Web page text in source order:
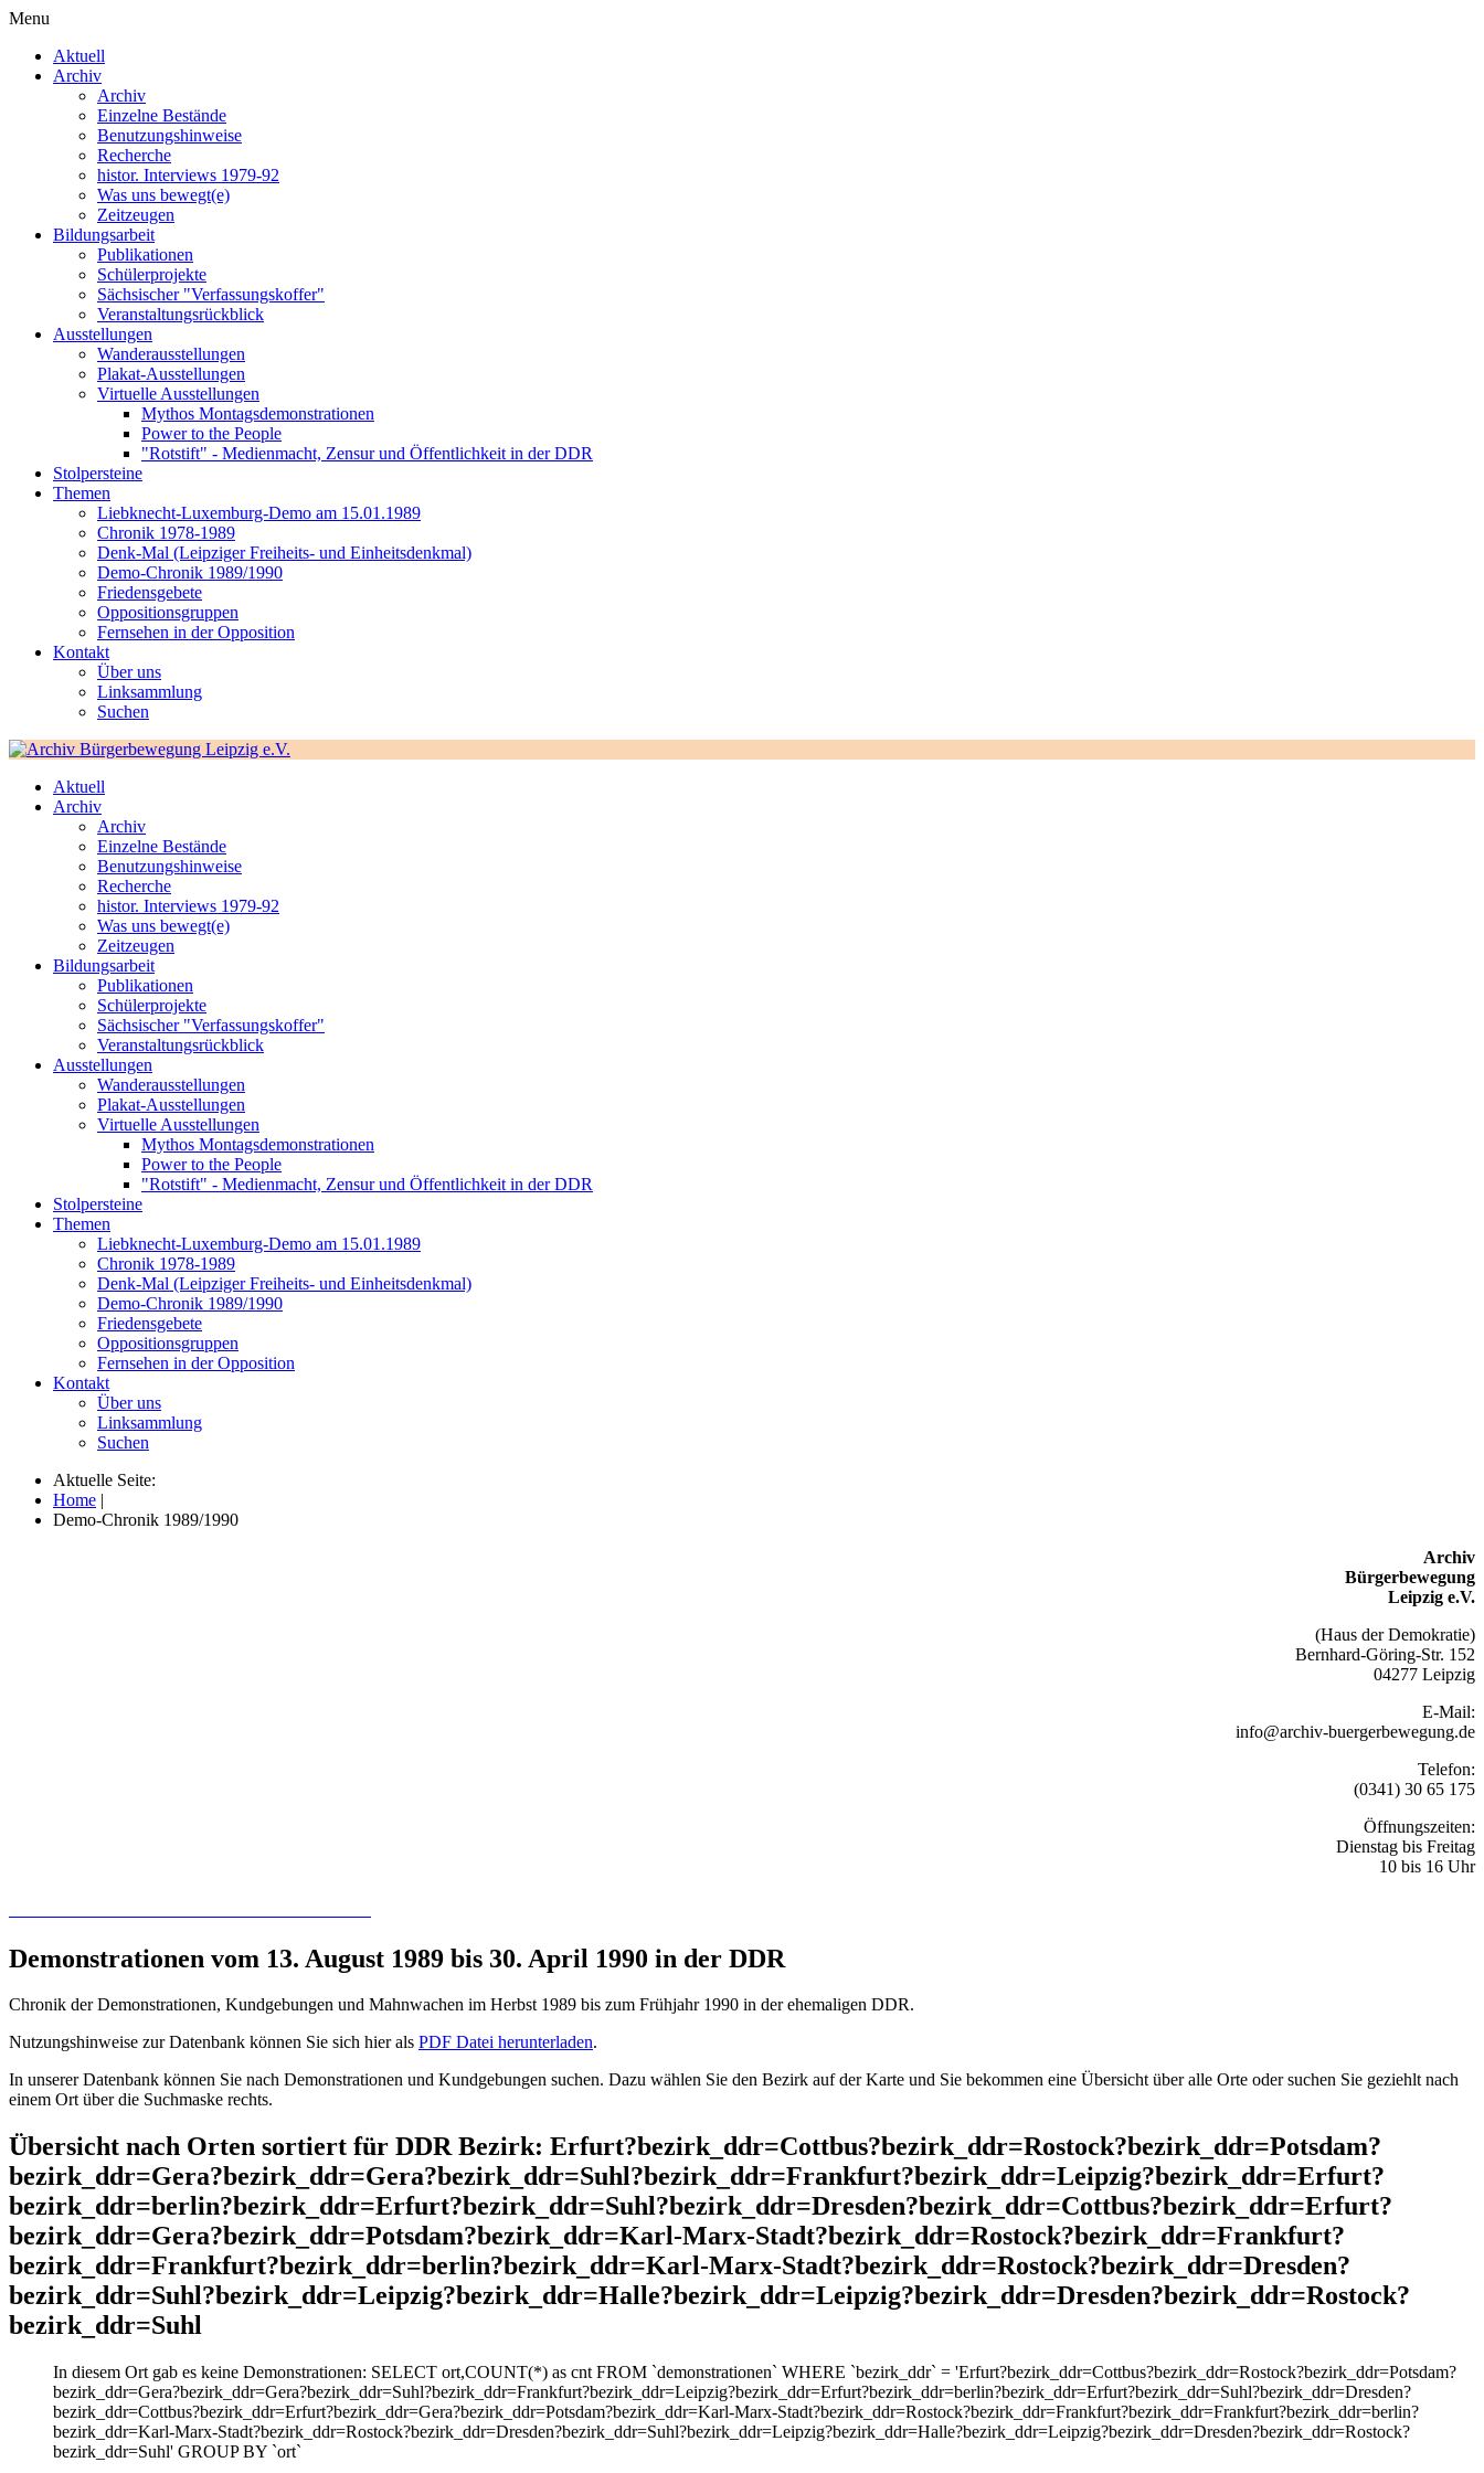
Menu
Aktuell
Archiv
Archiv
Einzelne Bestände
Benutzungshinweise
Recherche
histor. Interviews 1979-92
Was uns bewegt(e)
Zeitzeugen
Bildungsarbeit
Publikationen
Schülerprojekte
Sächsischer "Verfassungskoffer"
Veranstaltungsrückblick
Ausstellungen
Wanderausstellungen
Plakat-Ausstellungen
Virtuelle Ausstellungen
Mythos Montagsdemonstrationen
Power to the People
"Rotstift" - Medienmacht, Zensur und Öffentlichkeit in der DDR
Stolpersteine
Themen
Liebknecht-Luxemburg-Demo am 15.01.1989
Chronik 1978-1989
Denk-Mal (Leipziger Freiheits- und Einheitsdenkmal)
Demo-Chronik 1989/1990
Friedensgebete
Oppositionsgruppen
Fernsehen in der Opposition
Kontakt
Über uns
Linksammlung
Suchen
Aktuell
Archiv
Archiv
Einzelne Bestände
Benutzungshinweise
Recherche
histor. Interviews 1979-92
Was uns bewegt(e)
Zeitzeugen
Bildungsarbeit
Publikationen
Schülerprojekte
Sächsischer "Verfassungskoffer"
Veranstaltungsrückblick
Ausstellungen
Wanderausstellungen
Plakat-Ausstellungen
Virtuelle Ausstellungen
Mythos Montagsdemonstrationen
Power to the People
"Rotstift" - Medienmacht, Zensur und Öffentlichkeit in der DDR
Stolpersteine
Themen
Liebknecht-Luxemburg-Demo am 15.01.1989
Chronik 1978-1989
Denk-Mal (Leipziger Freiheits- und Einheitsdenkmal)
Demo-Chronik 1989/1990
Friedensgebete
Oppositionsgruppen
Fernsehen in der Opposition
Kontakt
Über uns
Linksammlung
Suchen
Aktuelle Seite:
Home |
Demo-Chronik 1989/1990
Archiv
Bürgerbewegung
Leipzig e.V.
(Haus der Demokratie)
Bernhard-Göring-Str. 152
04277 Leipzig
E-Mail:
info@archiv-buergerbewegung.de
Telefon:
(0341) 30 65 175
Öffnungszeiten:
Dienstag bis Freitag
10 bis 16 Uhr
Demonstrationen vom 13. August 1989 bis 30. April 1990 in der DDR
Chronik der Demonstrationen, Kundgebungen und Mahnwachen im Herbst 1989 bis zum Frühjahr 1990 in der ehemaligen DDR.
Nutzungshinweise zur Datenbank können Sie sich hier als PDF Datei herunterladen.
In unserer Datenbank können Sie nach Demonstrationen und Kundgebungen suchen. Dazu wählen Sie den Bezirk auf der Karte und Sie bekommen eine Übersicht über alle Orte oder suchen Sie geziehlt nach
einem Ort über die Suchmaske rechts.
Übersicht nach Orten sortiert für DDR Bezirk: Erfurt?bezirk_ddr=Cottbus?bezirk_ddr=Rostock?bezirk_ddr=Potsdam?
bezirk_ddr=Gera?bezirk_ddr=Gera?bezirk_ddr=Suhl?bezirk_ddr=Frankfurt?bezirk_ddr=Leipzig?bezirk_ddr=Erfurt?
bezirk_ddr=berlin?bezirk_ddr=Erfurt?bezirk_ddr=Suhl?bezirk_ddr=Dresden?bezirk_ddr=Cottbus?bezirk_ddr=Erfurt?
bezirk_ddr=Gera?bezirk_ddr=Potsdam?bezirk_ddr=Karl-Marx-Stadt?bezirk_ddr=Rostock?bezirk_ddr=Frankfurt?
bezirk_ddr=Frankfurt?bezirk_ddr=berlin?bezirk_ddr=Karl-Marx-Stadt?bezirk_ddr=Rostock?bezirk_ddr=Dresden?
bezirk_ddr=Suhl?bezirk_ddr=Leipzig?bezirk_ddr=Halle?bezirk_ddr=Leipzig?bezirk_ddr=Dresden?bezirk_ddr=Rostock?
bezirk_ddr=Suhl
In diesem Ort gab es keine Demonstrationen: SELECT ort,COUNT(*) as cnt FROM `demonstrationen` WHERE `bezirk_ddr` = 'Erfurt?bezirk_ddr=Cottbus?bezirk_ddr=Rostock?bezirk_ddr=Potsdam?
bezirk_ddr=Gera?bezirk_ddr=Gera?bezirk_ddr=Suhl?bezirk_ddr=Frankfurt?bezirk_ddr=Leipzig?bezirk_ddr=Erfurt?bezirk_ddr=berlin?bezirk_ddr=Erfurt?bezirk_ddr=Suhl?bezirk_ddr=Dresden?
bezirk_ddr=Cottbus?bezirk_ddr=Erfurt?bezirk_ddr=Gera?bezirk_ddr=Potsdam?bezirk_ddr=Karl-Marx-Stadt?bezirk_ddr=Rostock?bezirk_ddr=Frankfurt?bezirk_ddr=Frankfurt?bezirk_ddr=berlin?
bezirk_ddr=Karl-Marx-Stadt?bezirk_ddr=Rostock?bezirk_ddr=Dresden?bezirk_ddr=Suhl?bezirk_ddr=Leipzig?bezirk_ddr=Halle?bezirk_ddr=Leipzig?bezirk_ddr=Dresden?bezirk_ddr=Rostock?
bezirk_ddr=Suhl' GROUP BY `ort`